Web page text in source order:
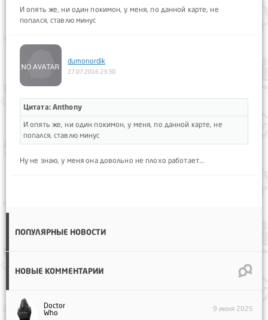
И опять же, ни один покимон, у меня, по данной карте, не
попался, ставлю минус
dumonordik
27.07.2016 23:30
Цитата: Anthony
И опять же, ни один покимон, у меня, по данной карте, не
попался, ставлю минус
Ну не знаю, у меня она довольно не плохо работает...
ПОПУЛЯРНЫЕ НОВОСТИ
НОВЫЕ КОММЕНТАРИИ
Doctor
Who
9 июня 2025